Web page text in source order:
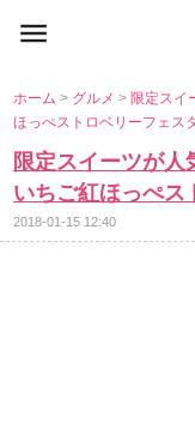
ホーム> グルメ> 限定スイ
ほっぺストロベリーフェ
限定スイーツが
いちご紅ほっぺ
2018-01-15 12:40